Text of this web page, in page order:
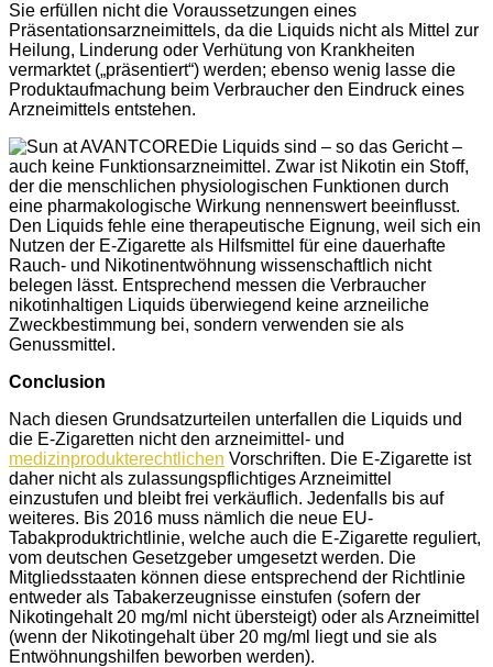
Sie erfüllen nicht die Voraussetzungen eines
Präsentationsarzneimittels, da die Liquids nicht als Mittel zur
Heilung, Linderung oder Verhütung von Krankheiten
vermarktet („präsentiert“) werden; ebenso wenig lasse die
Produktaufmachung beim Verbraucher den Eindruck eines
Arzneimittels entstehen.
Die Liquids sind – so das Gericht –
auch keine Funktionsarzneimittel. Zwar ist Nikotin ein Stoff,
der die menschlichen physiologischen Funktionen durch
eine pharmakologische Wirkung nennenswert beeinflusst.
Den Liquids fehle eine therapeutische Eignung, weil sich ein
Nutzen der E-Zigarette als Hilfsmittel für eine dauerhafte
Rauch- und Nikotinentwöhnung wissenschaftlich nicht
belegen lässt. Entsprechend messen die Verbraucher
nikotinhaltigen Liquids überwiegend keine arzneiliche
Zweckbestimmung bei, sondern verwenden sie als
Genussmittel.
Conclusion
Nach diesen Grundsatzurteilen unterfallen die Liquids und
die E-Zigaretten nicht den arzneimittel- und
medizinprodukterechtlichen Vorschriften. Die E-Zigarette ist
daher nicht als zulassungspflichtiges Arzneimittel
einzustufen und bleibt frei verkäuflich. Jedenfalls bis auf
weiteres. Bis 2016 muss nämlich die neue EU-
Tabakproduktrichtlinie, welche auch die E-Zigarette reguliert,
vom deutschen Gesetzgeber umgesetzt werden. Die
Mitgliedsstaaten können diese entsprechend der Richtlinie
entweder als Tabakerzeugnisse einstufen (sofern der
Nikotingehalt 20 mg/ml nicht übersteigt) oder als Arzneimittel
(wenn der Nikotingehalt über 20 mg/ml liegt und sie als
Entwöhnungshilfen beworben werden).